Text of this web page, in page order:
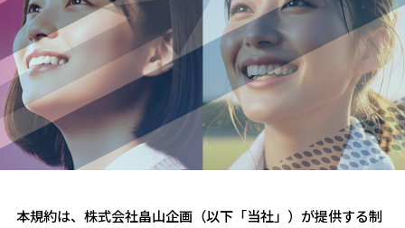
本規約は、株式会社畠山企画（以下「当社」）が提供する制